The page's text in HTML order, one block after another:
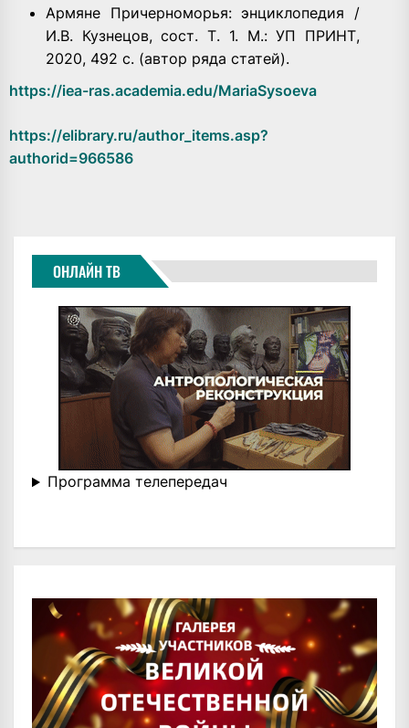
Армяне Причерноморья: энциклопедия /
И.В. Кузнецов, сост. Т. 1. М.: УП ПРИНТ,
2020, 492 с. (автор ряда статей).
https://iea-ras.academia.edu/MariaSysoeva
https://elibrary.ru/author_items.asp?
authorid=966586
ОНЛАЙН ТВ
Программа телепередач